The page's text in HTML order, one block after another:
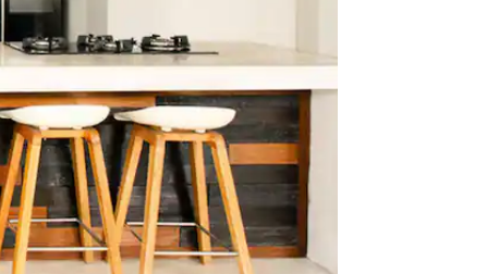
erkunde die Ergebnisse durch Berühren oder Wischgesten.